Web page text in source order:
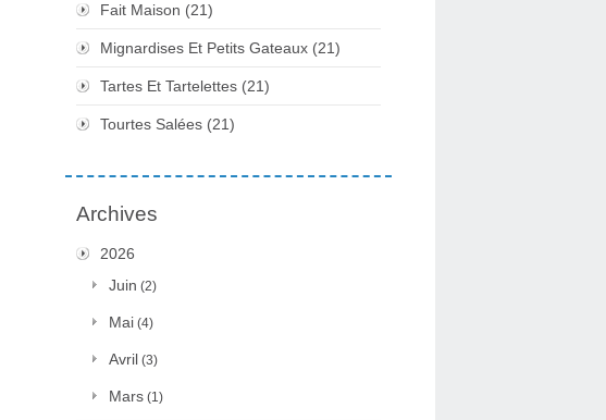
Fait Maison (21)
Mignardises Et Petits Gateaux (21)
Tartes Et Tartelettes (21)
Tourtes Salées (21)
Archives
2026
Juin (2)
Mai (4)
Avril (3)
Mars (1)